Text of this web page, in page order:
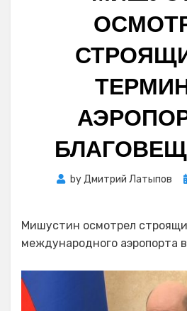
byДмитрий Латыпов
Мишустин осмотрел
международного аэропорта